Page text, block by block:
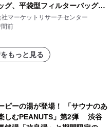
グ、平袋型フィルターバッグ、
ツフィルターバッグ、その
分析レポートを発表
社マーケットリサーチセンター
前
もっと見る
ピーの湯が登場！ 「サウナのあ
しむPEANUTS」第2弾 渋谷